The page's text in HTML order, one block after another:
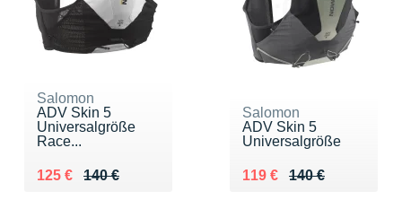
Salomon
ADV Skin 5
Universalgröße
Race...
140 €
Au lieu de 140 €
125 €
Vendu 125 €
Salomon
ADV Skin 5
Universalgröße
140 €
Au lieu de 140 €
119 €
Vendu 119 €